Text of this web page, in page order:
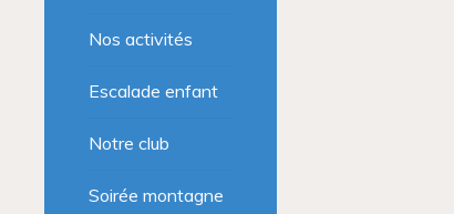
Nos activités
Escalade enfant
Notre club
Soirée montagne